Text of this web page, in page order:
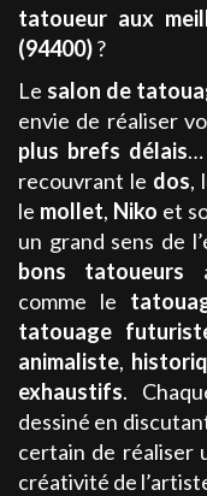
tatoueur aux
(94400)?
Le salon de
envie de réaliser
plus brefs délais…
recouvrant le dos,
le mollet, Niko et
un grand sens de
bons tatoueurs
comme le
tatouage
animaliste,
exhaustifs.
dessiné en
certain de réaliser
créativité de